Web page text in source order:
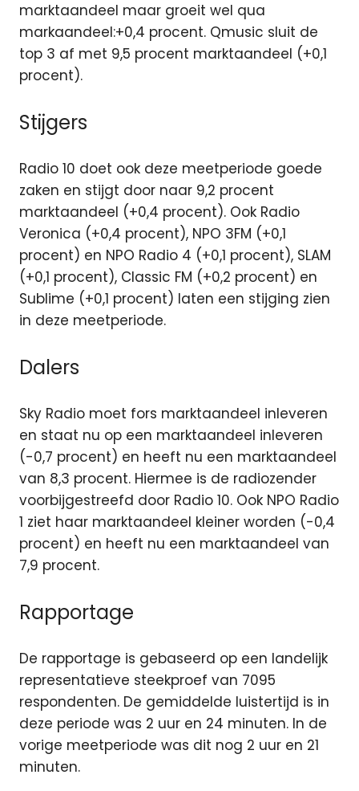
marktaandeel maar groeit wel qua
markaandeel:+0,4 procent. Qmusic sluit de
top 3 af met 9,5 procent marktaandeel (+0,1
procent).
Stijgers
Radio 10 doet ook deze meetperiode goede
zaken en stijgt door naar 9,2 procent
marktaandeel (+0,4 procent). Ook Radio
Veronica (+0,4 procent), NPO 3FM (+0,1
procent) en NPO Radio 4 (+0,1 procent), SLAM
(+0,1 procent), Classic FM (+0,2 procent) en
Sublime (+0,1 procent) laten een stijging zien
in deze meetperiode.
Dalers
Sky Radio moet fors marktaandeel inleveren
en staat nu op een marktaandeel inleveren
(-0,7 procent) en heeft nu een marktaandeel
van 8,3 procent. Hiermee is de radiozender
voorbijgestreefd door Radio 10. Ook NPO Radio
1 ziet haar marktaandeel kleiner worden (-0,4
procent) en heeft nu een marktaandeel van
7,9 procent.
Rapportage
De rapportage is gebaseerd op een landelijk
representatieve steekproef van 7095
respondenten. De gemiddelde luistertijd is in
deze periode was 2 uur en 24 minuten. In de
vorige meetperiode was dit nog 2 uur en 21
minuten.